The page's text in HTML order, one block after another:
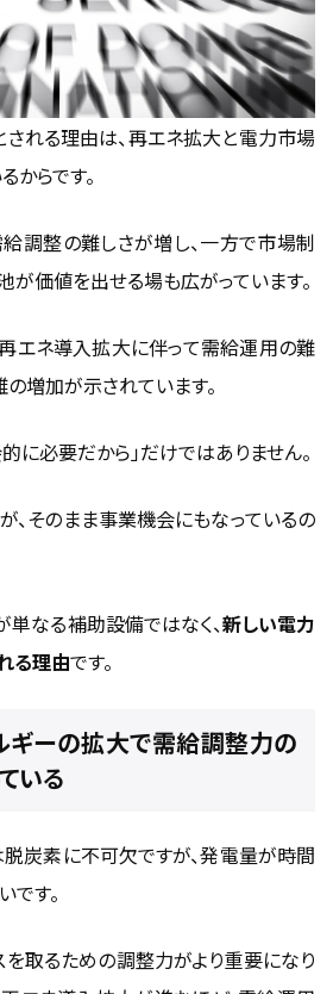
れる理由は、再エネ拡大と電力市場
からです。
調整の難しさが増し、一方で市場制
が価値を出せる場も広がっています。
エネ導入拡大に伴って需給運用の難
増加が示されています。
に必要だから」だけではありません。
、そのまま事業機会にもなっているの
単なる補助設備ではなく、新しい電力
る理由です。
ーの拡大で需給調整力の
いる
炭素に不可欠ですが、発電量が時間
です。
を取るための調整力がより重要になり